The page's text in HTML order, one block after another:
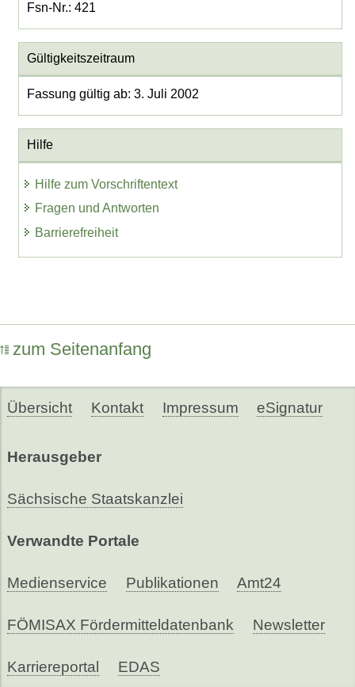
Fsn-Nr.: 421
Gültigkeitszeitraum
Fassung gültig ab: 3. Juli 2002
Hilfe
Hilfe zum Vorschriftentext
Fragen und Antworten
Barrierefreiheit
zum Seitenanfang
Übersicht Kontakt Impressum eSignatur
Herausgeber
Sächsische Staatskanzlei
Verwandte Portale
Medienservice Publikationen Amt24
FÖMISAX Fördermitteldatenbank Newsletter
Karriereportal EDAS